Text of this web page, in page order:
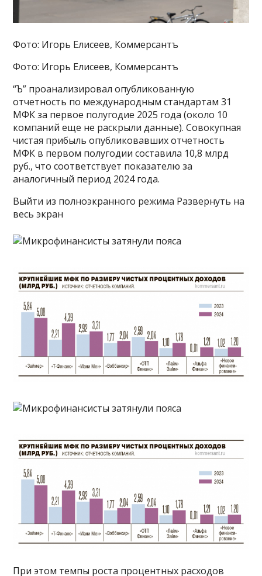
Фото: Игорь Елисеев, Коммерсантъ
Фото: Игорь Елисеев, Коммерсантъ
“Ъ” проанализировал опубликованную
отчетность по международным стандартам 31
МФК за первое полугодие 2025 года (около 10
компаний еще не раскрыли данные). Совокупная
чистая прибыль опубликовавших отчетность
МФК в первом полугодии составила 10,8 млрд
руб., что соответствует показателю за
аналогичный период 2024 года.
Выйти из полноэкранного режима Развернуть на
весь экран
При этом темпы роста процентных расходов